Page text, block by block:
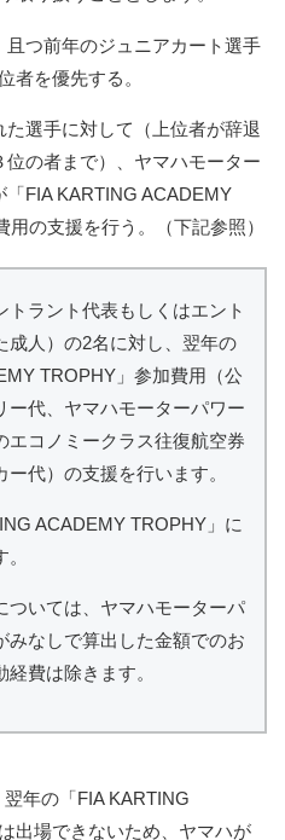
つ前年のジュニアカート選手
者を優先する。
た選手に対して（上位者が辞退
の者まで）、ヤマハモーター
FIA KARTING ACADEMY
の支援を行う。（下記参照）
トラント代表もしくはエント
成人）の2名に対し、翌年の
TROPHY」参加費用（公
ー代、ヤマハモーターパワー
エコノミークラス往復航空券
代）の支援を行います。
ACADEMY TROPHY」に
ついては、ヤマハモーターパ
みなしで算出した金額でのお
費は除きます。
年の「FIA KARTING
出場できないため、ヤマハが